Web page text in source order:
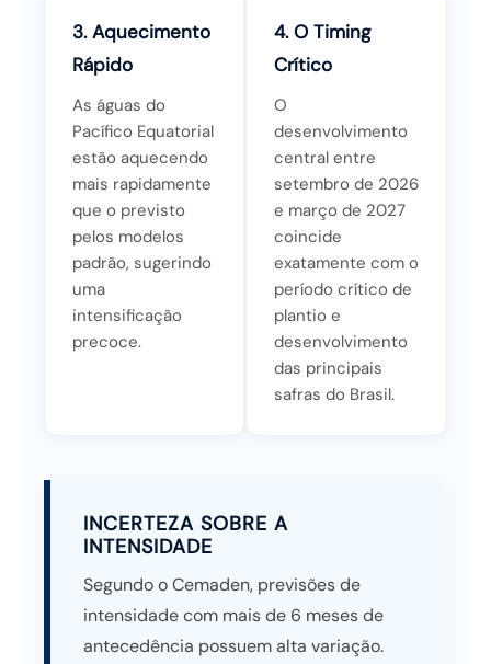
3. Aquecimento
Rápido
As águas do
Pacífico Equatorial
estão aquecendo
mais rapidamente
que o previsto
pelos modelos
padrão, sugerindo
uma
intensificação
precoce.
4. O Timing
Crítico
O
desenvolvimento
central entre
setembro de 2026
e março de 2027
coincide
exatamente com o
período crítico de
plantio e
desenvolvimento
das principais
safras do Brasil.
INCERTEZA SOBRE A
INTENSIDADE
Segundo o Cemaden, previsões de
intensidade com mais de 6 meses de
antecedência possuem alta variação.